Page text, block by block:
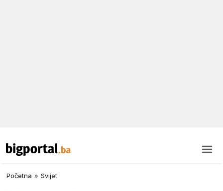
Početna » Svijet